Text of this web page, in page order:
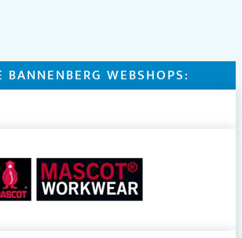
BANNENBERG WEBSHOPS: